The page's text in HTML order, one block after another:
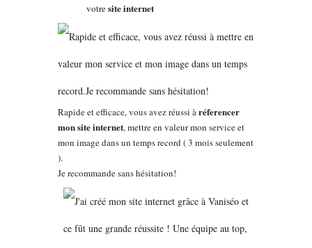
votresite internet
Rapide et efficace, vous avez réussi àréferencer
mon site internet, mettre en valeur mon service et
mon image dans un temps record ( 3 mois seulement
).
Je recommande sans hésitation!